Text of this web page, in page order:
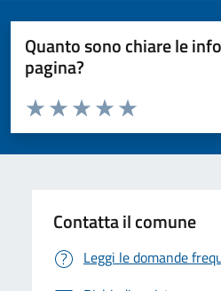
Quanto sono chiare le
pagina?
Valuta da 1 a 5 stelle la pagina
Valuta 5 stelle
Valuta 4 stelle su 5
Valuta 3 stelle su 5
Valuta 2 stelle su 5
Valuta 1 stelle su 5
Contatta il comune
Leggi le domande